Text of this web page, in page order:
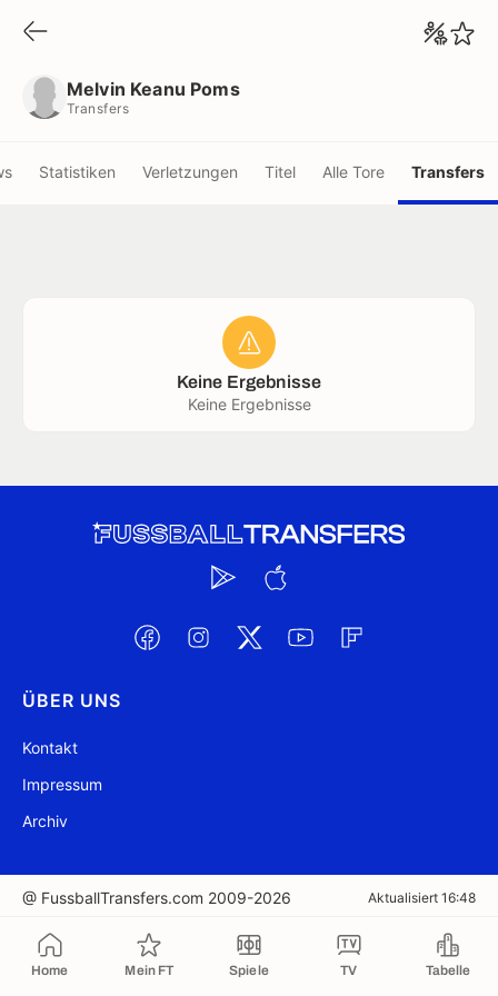
Home Mein FT Spiele TV Tabelle
Melvin Keanu Poms
Transfers
Statistiken Verletzungen Titel Alle Tore Transfers
Keine Ergebnisse
Keine Ergebnisse
ÜBER UNS
Kontakt
Impressum
Archiv
@ FussballTransfers.com 2009-2026 Aktualisiert 16:48
In die Zwischenablage kopiert